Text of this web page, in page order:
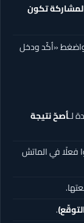
تكون
واضغط «أكّد ودخل
لـأصحّ نتيجة
اللي شاركوا فعلًا في الماتش
.